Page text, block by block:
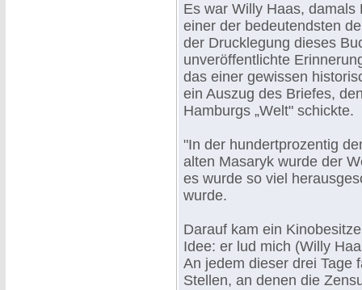
Es war Willy Haas, damals
einer der bedeutendsten
der Drucklegung dieses
unveröffentlichte
das einer gewissen
ein Auszug des Briefes,
Hamburgs „Welt" schickte.
"In der hundertprozentig
alten Masaryk wurde der
es wurde so viel
wurde.
Darauf kam ein
Idee: er lud mich (Willy
An jedem dieser drei Tage
Stellen, an denen die